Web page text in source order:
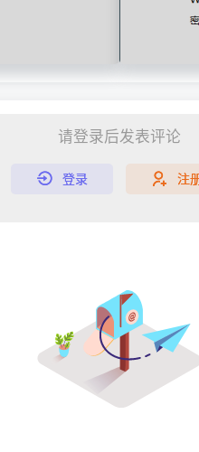
请登录后发表评论
登录 注